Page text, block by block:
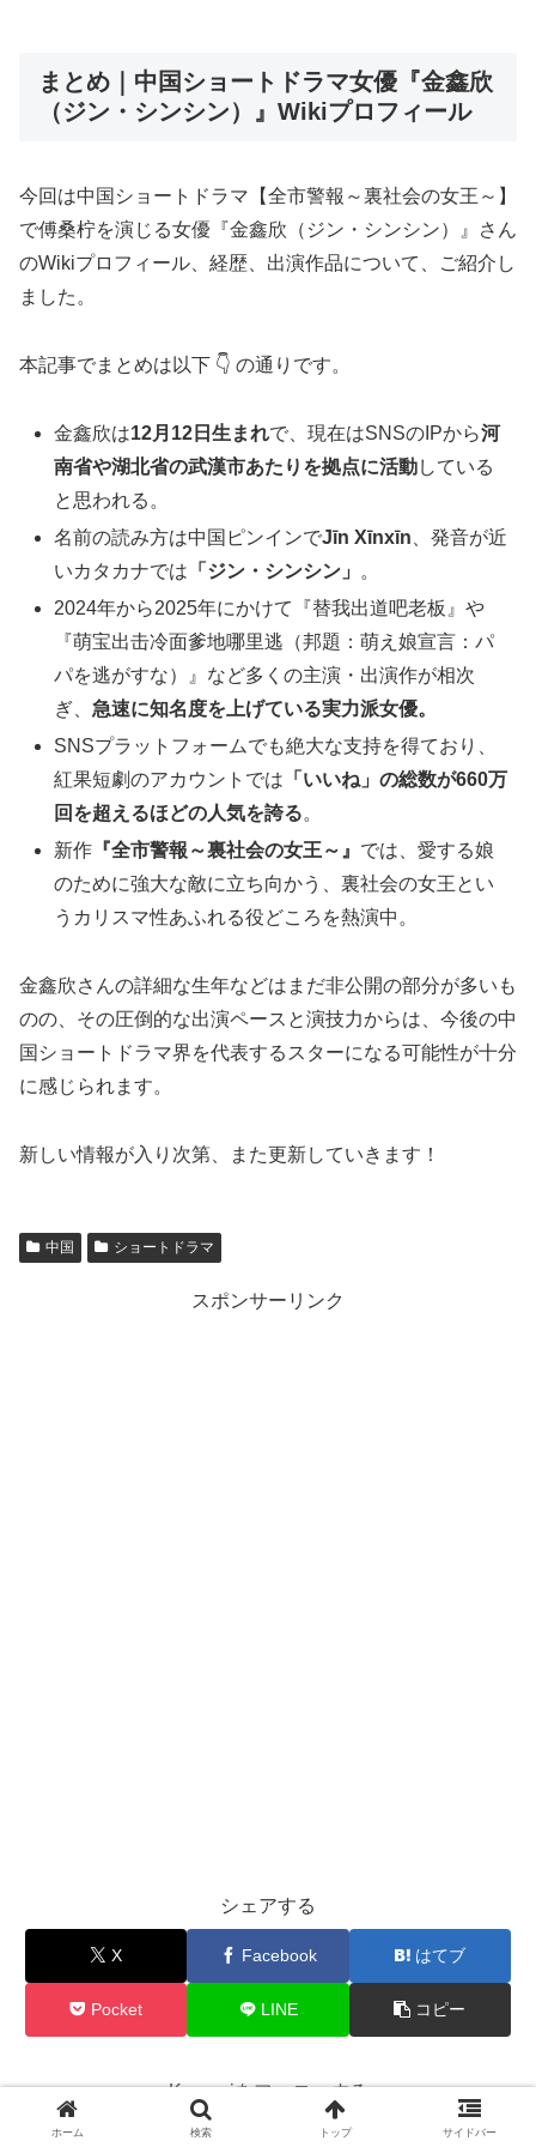
まとめ｜中国ショートドラマ女優『金鑫欣
（ジン・シンシン）』Wikiプロフィール
今回は中国ショートドラマ【全市警報～裏社会の女王～】
で傅桑柠を演じる女優『金鑫欣（ジン・シンシン）』さん
のWikiプロフィール、経歴、出演作品について、ご紹介し
ました。
本記事でまとめは以下 👇 の通りです。
金鑫欣は12月12日生まれで、現在はSNSのIPから河
南省や湖北省の武漢市あたりを拠点に活動している
と思われる。
名前の読み方は中国ピンインでJīn Xīnxīn 、発音が近
いカタカナでは 「ジン・シンシン」
。
2024年から2025年にかけて『替我出道吧老板』や
『萌宝出击冷面爹地哪里逃（邦題：萌え娘宣言：パ
パを逃がすな）』など多くの主演・出演作が相次
ぎ、急速に知名度を上げている実力派女優。
SNSプラットフォームでも絶大な支持を得ており、
紅果短劇のアカウントでは 「いいね」の総数が660万
回を超えるほどの人気を誇る。
新作 『全市警報～裏社会の女王～』 では、愛する娘
のために強大な敵に立ち向かう、裏社会の女王とい
うカリスマ性あふれる役どころを熱演中。
金鑫欣さんの詳細な生年などはまだ非公開の部分が多いも
のの、その圧倒的な出演ペースと演技力からは、今後の中
国ショートドラマ界を代表するスターになる可能性が十分
に感じられます。
新しい情報が入り次第、また更新していきます！
中国 ショートドラマ
スポンサーリンク
シェアする
X Facebook はてブ
Pocket LINE コピー
Koumeiをフォローする
ホーム 検索 トップ サイドバー